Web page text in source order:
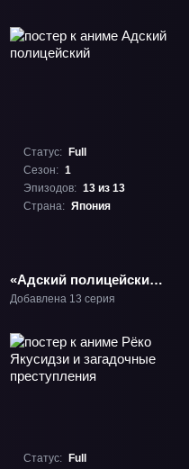
ОВА-1
Статус:
Full
Сезон: 1
Эпизодов: 13 из 13
Страна: Япония
«Адский полицейский»
ТВ-1
Добавлена 13 серия
Статус: Full